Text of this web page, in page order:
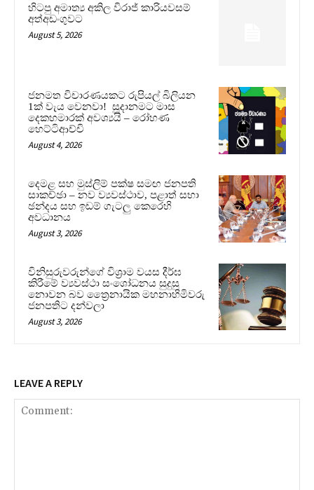
හිටපු අමාත්‍ය අකිල විරාජ් කාරියවසම්
අත්අඩංගුවට
August 5, 2026
ජනමත විචාරණයකට රුපියල් බිලියන
1ක් වැය වෙනවා! සූදානමට මාස
දෙකහමාරක් අවශ්‍යයි – රෝහණ
හෙට්ටිආච්චි
August 4, 2026
දෙමළ සහ මුස්ලිම් පක්ෂ සමඟ ජනපති
සාකච්ඡා – නව ව්‍යවස්ථාව, පළාත් සභා
ඡන්දය සහ ඉඩම් ගැටලු කෙරෙහි
අවධානය
August 3, 2026
විනිසුරුවරුන්ගේ විශ්‍රාම වයස දීර්ඝ
කිරීමේ ව්‍යවස්ථා සංශෝධනය සුදුසු
නොවන බව ත්‍රෛනායික මහනාහිමිවරු
ජනපතිට දන්වලා
August 3, 2026
LEAVE A REPLY